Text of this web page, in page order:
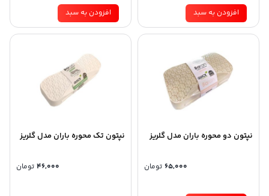
افزودن به سبد افزودن به سبد
نپتون دو محوره باران مدل گلریز
تومان
نپتون تک محوره باران مدل گلریز
تومان